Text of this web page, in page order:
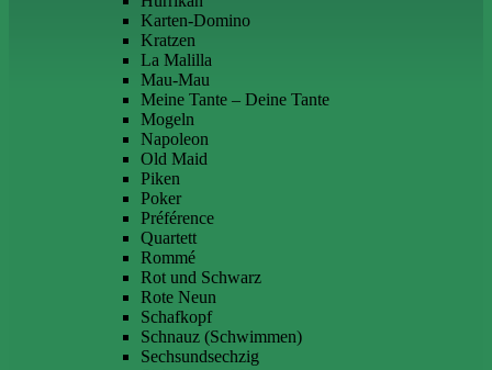
Karten-Domino
Kratzen
La Malilla
Mau-Mau
Meine Tante – Deine Tante
Mogeln
Napoleon
Old Maid
Piken
Poker
Préférence
Quartett
Rommé
Rot und Schwarz
Rote Neun
Schafkopf
Schnauz (Schwimmen)
Sechsundsechzig